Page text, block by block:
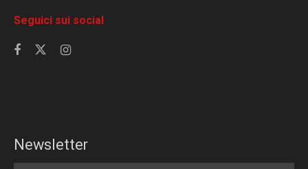
Seguici sui social
Newsletter